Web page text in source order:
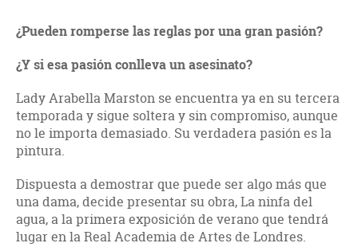
¿Pueden romperse las reglas por una gran pasión?
¿Y si esa pasión conlleva un asesinato?
Lady Arabella Marston se encuentra ya en su tercera
temporada y sigue soltera y sin compromiso, aunque
no le importa demasiado. Su verdadera pasión es la
pintura.
Dispuesta a demostrar que puede ser algo más que
una dama, decide presentar su obra, La ninfa del
agua, a la primera exposición de verano que tendrá
lugar en la Real Academia de Artes de Londres.